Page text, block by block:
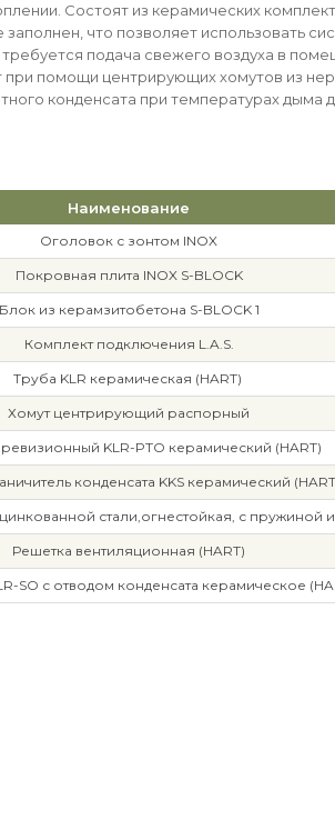
Состоят из керамических
что позволяет использовать
подача свежего воздуха в
помощи центрирующих хомутов из
конденсата при температурах дыма
Наименование
Оголовок с зонтом INOX
Покровная плита INOX S-BLOCK
Блок из керамзитобетона S-BLOCK 1
Комплект подключения L.A.S.
Труба KLR керамическая (HART)
Хомут центрирующий распорный
KLR-PTO керамический (HART)
конденсата KKS керамический
стали,огнестойкая, с пружиной
Решетка вентиляционная (HART)
SO с отводом конденсата керамическое